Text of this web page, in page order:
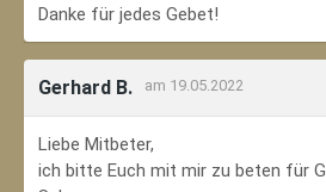
Danke für jedes Gebet!
Gerhard B. am 19.05.2022
Liebe Mitbeter,
ich bitte Euch mit mir zu beten für